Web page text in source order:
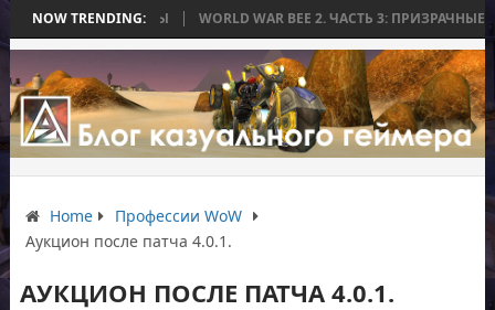
NOW TRENDING:
БЕЗ БИТВЫ WORLD WAR BEE 2. ЧАСТЬ 3: ПРИЗРАЧНЫЕ
Home
Профессии WoW
Аукцион после патча 4.0.1.
АУКЦИОН ПОСЛЕ ПАТЧА 4.0.1.